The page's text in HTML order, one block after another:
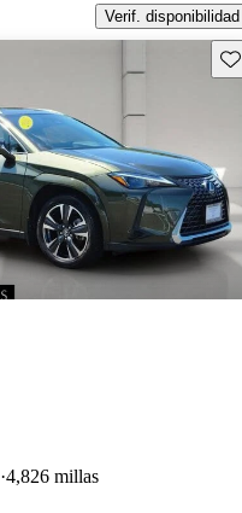
Verif. disponibilidad
4,826 millas